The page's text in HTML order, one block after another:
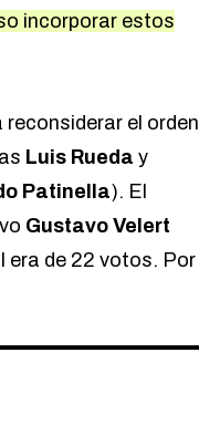
incorporar estos
el orden
Luis Rueda y
Patinella). El
Gustavo Velert
era de 22 votos. Por